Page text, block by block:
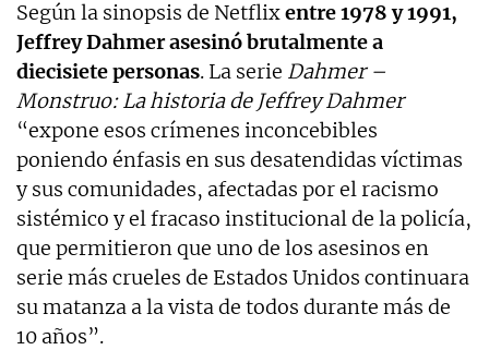
Según la sinopsis de Netflixentre 1978 y 1991,
Jeffrey Dahmer asesinó brutalmente a
diecisiete personas. La serie Dahmer –
Monstruo: La historia de Jeffrey Dahmer
“expone esos crímenes inconcebibles
poniendo énfasis en sus desatendidas víctimas
y sus comunidades, afectadas por el racismo
sistémico y el fracaso institucional de la policía,
que permitieron que uno de los asesinos en
serie más crueles de Estados Unidos continuara
su matanza a la vista de todos durante más de
10 años”.